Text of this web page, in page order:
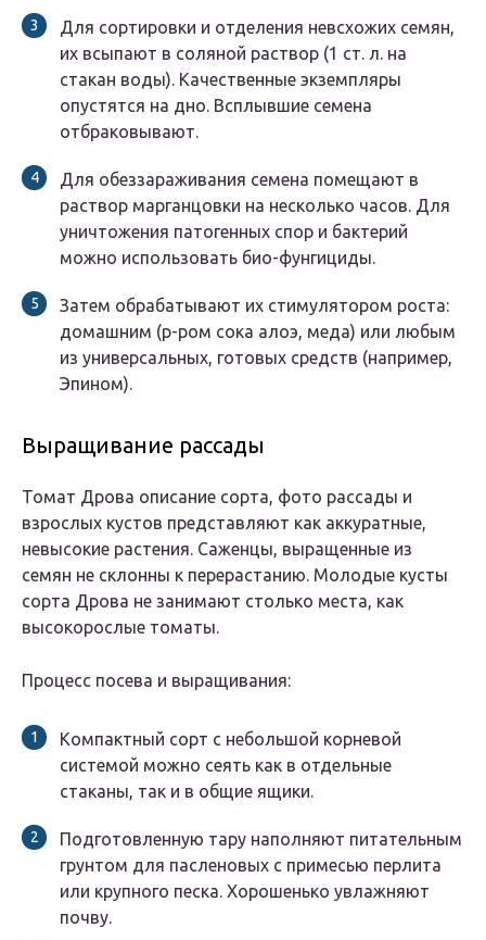
Для сортировки и отделения невсхожих семян,
их всыпают в соляной раствор (1 ст. л. на
стакан воды). Качественные экземпляры
опустятся на дно. Всплывшие семена
отбраковывают.
Для обеззараживания семена помещают в
раствор марганцовки на несколько часов. Для
уничтожения патогенных спор и бактерий
можно использовать био-фунгициды.
Затем обрабатывают их стимулятором роста:
домашним (р-ром сока алоэ, меда) или любым
из универсальных, готовых средств (например,
Эпином).
Выращивание рассады
Томат Дрова описание сорта, фото рассады и
взрослых кустов представляют как аккуратные,
невысокие растения. Саженцы, выращенные из
семян не склонны к перерастанию. Молодые кусты
сорта Дрова не занимают столько места, как
высокорослые томаты.
Процесс посева и выращивания:
Компактный сорт с небольшой корневой
системой можно сеять как в отдельные
стаканы, так и в общие ящики.
Подготовленную тару наполняют питательным
грунтом для пасленовых с примесью перлита
или крупного песка. Хорошенько увлажняют
почву.